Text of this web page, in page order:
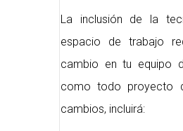
La inclusión de la
espacio de trabajo
cambio en tu equipo
como todo proyecto
cambios, incluirá: